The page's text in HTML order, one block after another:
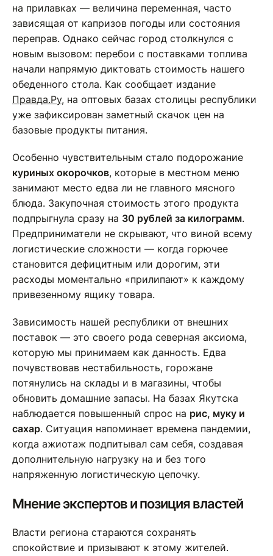
на прилавках — величина переменная, часто
зависящая от капризов погоды или состояния
переправ. Однако сейчас город столкнулся с
новым вызовом: перебои с поставками топлива
начали напрямую диктовать стоимость нашего
обеденного стола. Как сообщает издание
Правда.Ру, на оптовых базах столицы республики
уже зафиксирован заметный скачок цен на
базовые продукты питания.
Особенно чувствительным стало подорожание
куриных окорочков, которые в местном меню
занимают место едва ли не главного мясного
блюда. Закупочная стоимость этого продукта
подпрыгнула сразу на 30 рублей за килограмм.
Предприниматели не скрывают, что виной всему
логистические сложности — когда горючее
становится дефицитным или дорогим, эти
расходы моментально «прилипают» к каждому
привезенному ящику товара.
Зависимость нашей республики от внешних
поставок — это своего рода северная аксиома,
которую мы принимаем как данность. Едва
почувствовав нестабильность, горожане
потянулись на склады и в магазины, чтобы
обновить домашние запасы. На базах Якутска
наблюдается повышенный спрос на рис, муку и
сахар. Ситуация напоминает времена пандемии,
когда ажиотаж подпитывал сам себя, создавая
дополнительную нагрузку на и без того
напряженную логистическую цепочку.
Мнение экспертов и позиция властей
Власти региона стараются сохранять
спокойствие и призывают к этому жителей.